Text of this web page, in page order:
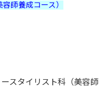
師養成コース）
スタイリスト科（美容師